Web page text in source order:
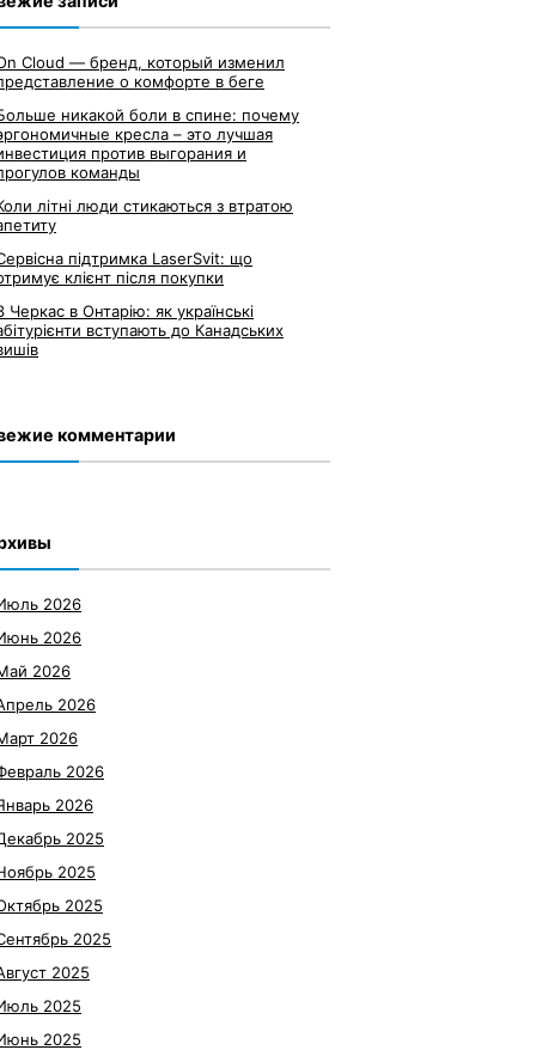
Cloud — бренд, который изменил
о комфорте в беге
никакой боли в спине: почему
кресла – это лучшая
против выгорания и
команды
літні люди стикаються з втратою
підтримка LaserSvit: що
клієнт після покупки
Черкас в Онтарію: як українські
вступають до Канадських
комментарии
2026
2026
2026
2026
2026
2026
2026
2025
2025
2025
2025
2025
2025
2025